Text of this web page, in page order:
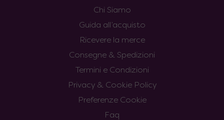
Chi Siamo
Guida all’acquisto
Ricevere la merce
Consegne & Spedizioni
Termini e Condizioni
Privacy & Cookie Policy
Preferenze Cookie
Faq